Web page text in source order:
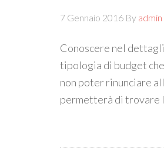
7 Gennaio 2016 By admin
Conoscere nel
tipologia di budget
non poter rinunciare
permetterà di trovare